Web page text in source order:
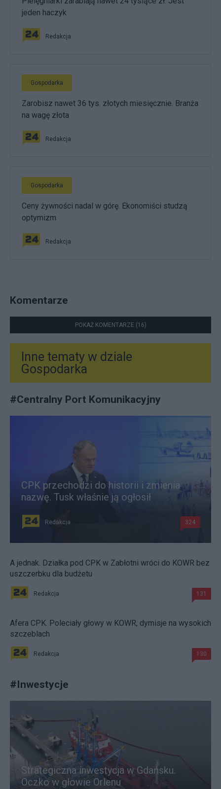
jeden haczyk
Redakcja
Gospodarka
Zarobisz nawet 36 tys. złotych miesięcznie. Branża
na wagę złota
Redakcja
Gospodarka
Ceny żywności nadal w górę. Ekonomiści studzą
optymizm
Redakcja
Komentarze
POKAŻ KOMENTARZE (16)
Inne tematy w dziale
Gospodarka
#Centralny Port Komunikacyjny
CPK przechodzi do historii i zmienia
nazwę. Tusk właśnie ją ogłosił
Redakcja 324
A jednak. Działka pod CPK w Zabłotni wróci do KOWR bez
uszczerbku dla budżetu
Redakcja 131
Afera CPK. Poleciały głowy w KOWR, dymisje na wysokich
szczeblach
Redakcja 130
#Inwestycje
Strategiczna inwestycja w Gdańsku.
Oczko w głowie Orlenu